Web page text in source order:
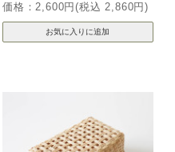
価格：2,600円(税込 2,860円)